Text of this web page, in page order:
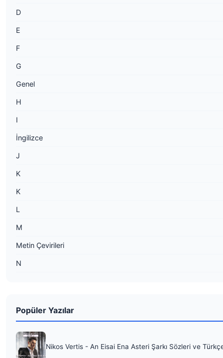
D
E
F
G
Genel
H
I
İngilizce
J
K
K
L
M
Metin Çevirileri
N
Popüler Yazılar
Nikos Vertis - An Eisai Ena Asteri Şarkı Sözleri ve